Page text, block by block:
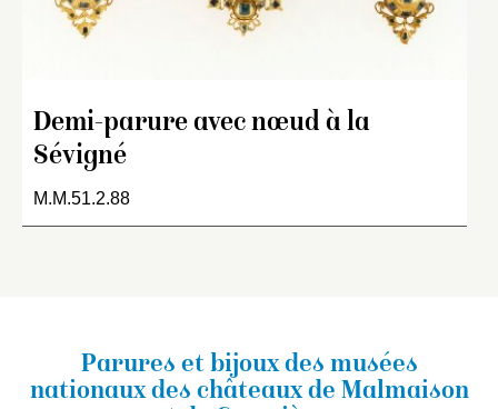
Demi-parure avec nœud à la
Sévigné
M.M.51.2.88
Parures et bijoux des musées
nationauxdes châteaux de Malmaison